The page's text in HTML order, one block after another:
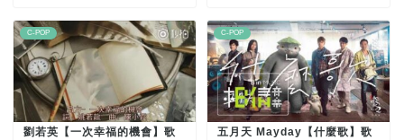
C-POP
劉若英【一次幸福的機會】歌
C-POP
五月天 Mayday【什麼歌】歌